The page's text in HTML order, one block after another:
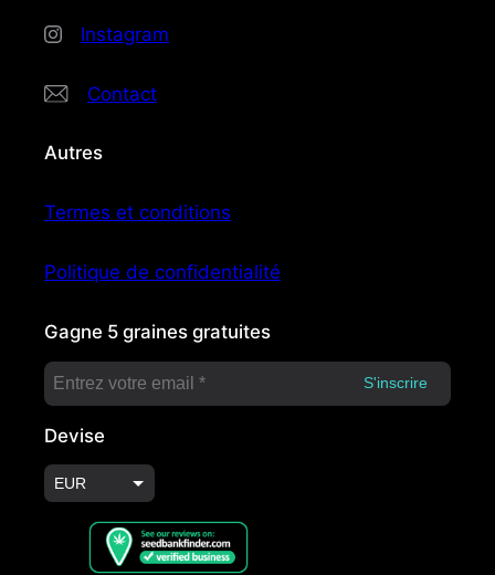
Instagram
Contact
Autres
Termes et conditions
Politique de confidentialité
Gagne 5 graines gratuites
Devise
EUR